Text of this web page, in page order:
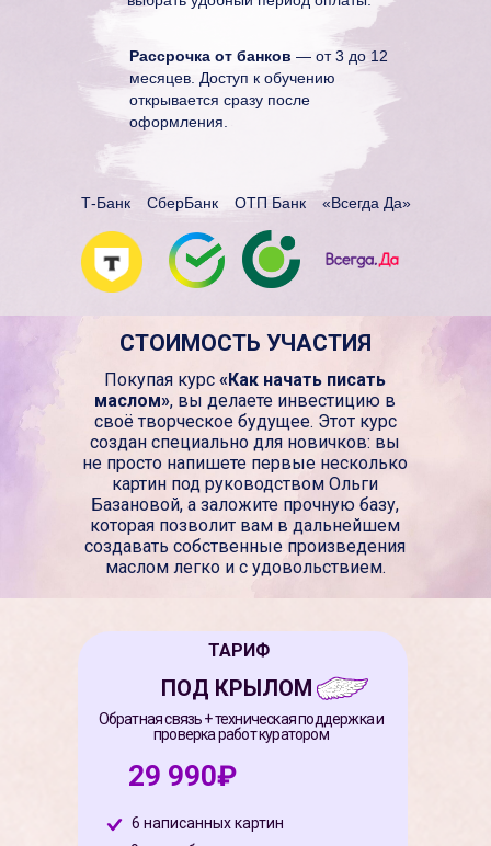
Т-Банк СберБанк ОТП Банк «Всегда Да»
Рассрочка от банков — от 3 до 12
месяцев. Доступ к обучению
открывается сразу после
оформления.
СТОИМОСТЬ УЧАСТИЯ
Покупая курс «Как начать писать
маслом», вы делаете инвестицию в
своё творческое будущее. Этот курс
создан специально для новичков: вы
не просто напишете первые несколько
картин под руководством Ольги
Базановой, а заложите прочную базу,
которая позволит вам в дальнейшем
создавать собственные произведения
маслом легко и с удовольствием.
ТАРИФ
ПОД КРЫЛОМ
Обратная связь + техническая поддержка и
проверка работ куратором
29 990₽
6 написанных картин